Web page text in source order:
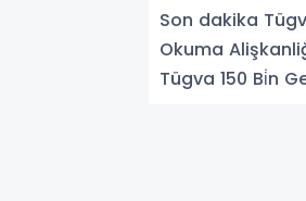
Son dakika
Okuma
Tügva 150 Bi̇n